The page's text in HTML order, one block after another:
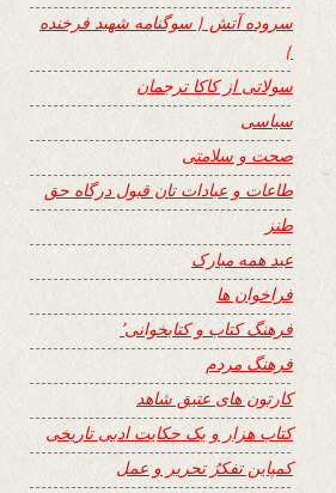
سروده آتش { سوگنامه شهید فرخنده
}
سولاتی از کاکا ترجمان
سیاسی
صحت و سلامتی
طاعات و عبادات تان قبول درگاه حق
طنز
عید همه مبارک
فراخوان ها
فرهنگ کتاب و کتابخوانی٬
فرهنگ مردم
کارتون های عتیق شاهد
کتاب هزار و یک حکایت ادبی تاریخی
کمپاین تفکرُ تحریر و عمل